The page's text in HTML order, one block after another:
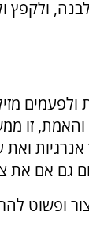
ולקפץ
ולפעמים
והאמת, זו
גם אם את
ופשוט